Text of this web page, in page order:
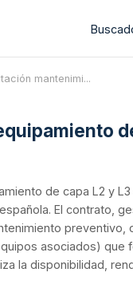
mantenimi...
de capa L2 y
El contrato,
asociados) que
la disponibilidad,